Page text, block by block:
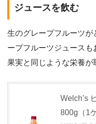
ジュースを飲む
生のグレープフルーツが
ープフルーツジュースも
果実と同じような栄養が
Welch’s
800g（1